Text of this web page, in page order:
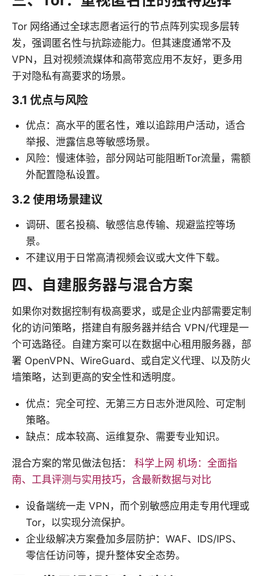
Tor 网络通过全球志愿者运行的节点阵列实现多层转
发，强调匿名性与抗踪迹能力。但其速度通常不及
VPN，且对视频流媒体和高带宽应用不友好，更多用
于对隐私有高要求的场景。
3.1 优点与风险
优点：高水平的匿名性，难以追踪用户活动，适合
举报、泄露信息等敏感场景。
风险：慢速体验，部分网站可能阻断Tor流量，需额
外配置隐私设置。
3.2 使用场景建议
调研、匿名投稿、敏感信息传输、规避监控等场
景。
不建议用于日常高清视频会议或大文件下载。
四、自建服务器与混合方案
如果你对数据控制有极高要求，或是企业内部需要定制
化的访问策略，搭建自有服务器并结合 VPN/代理是一
个可选路径。自建方案可以在数据中心租用服务器，部
署 OpenVPN、WireGuard、或自定义代理、以及防火
墙策略，达到更高的安全性和透明度。
优点：完全可控、无第三方日志外泄风险、可定制
策略。
缺点：成本较高、运维复杂、需要专业知识。
混合方案的常见做法包括： 科学上网 机场：全面指
南、工具评测与实用技巧，含最新数据与对比
设备端统一走 VPN，而个别敏感应用走专用代理或
Tor，以实现分流保护。
企业级解决方案叠加多层防护：WAF、IDS/IPS、
零信任访问等，提升整体安全态势。